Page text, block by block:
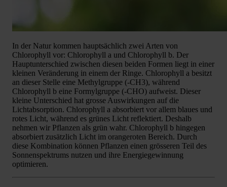
In der Natur kommen hauptsächlich zwei Arten von
Chlorophyll vor: Chlorophyll a und Chlorophyll b. Der
Hauptunterschied zwischen diesen beiden Formen liegt in einer
kleinen Veränderung in einem der Ringe. Chlorophyll a besitzt
an dieser Stelle eine Methylgruppe (-CH3), während
Chlorophyll b eine Formylgruppe (-CHO) aufweist. Dieser
kleine Unterschied hat grosse Auswirkungen auf die
Lichtabsorption. Chlorophyll a absorbiert vor allem blaues und
rotes Licht, während es grünes Licht reflektiert. Deshalb
nehmen wir Pflanzen als grün wahr. Chlorophyll b hingegen
absorbiert zusätzlich Licht im orangeroten Bereich. Durch
diese Kombination können Pflanzen einen grösseren Teil des
Sonnenspektrums nutzen und ihre Energiegewinnung
optimieren.